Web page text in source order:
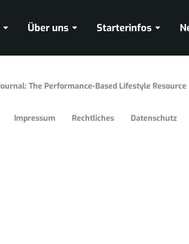
Über uns Starterinfos
Impressum Rechtliches Datenschutz